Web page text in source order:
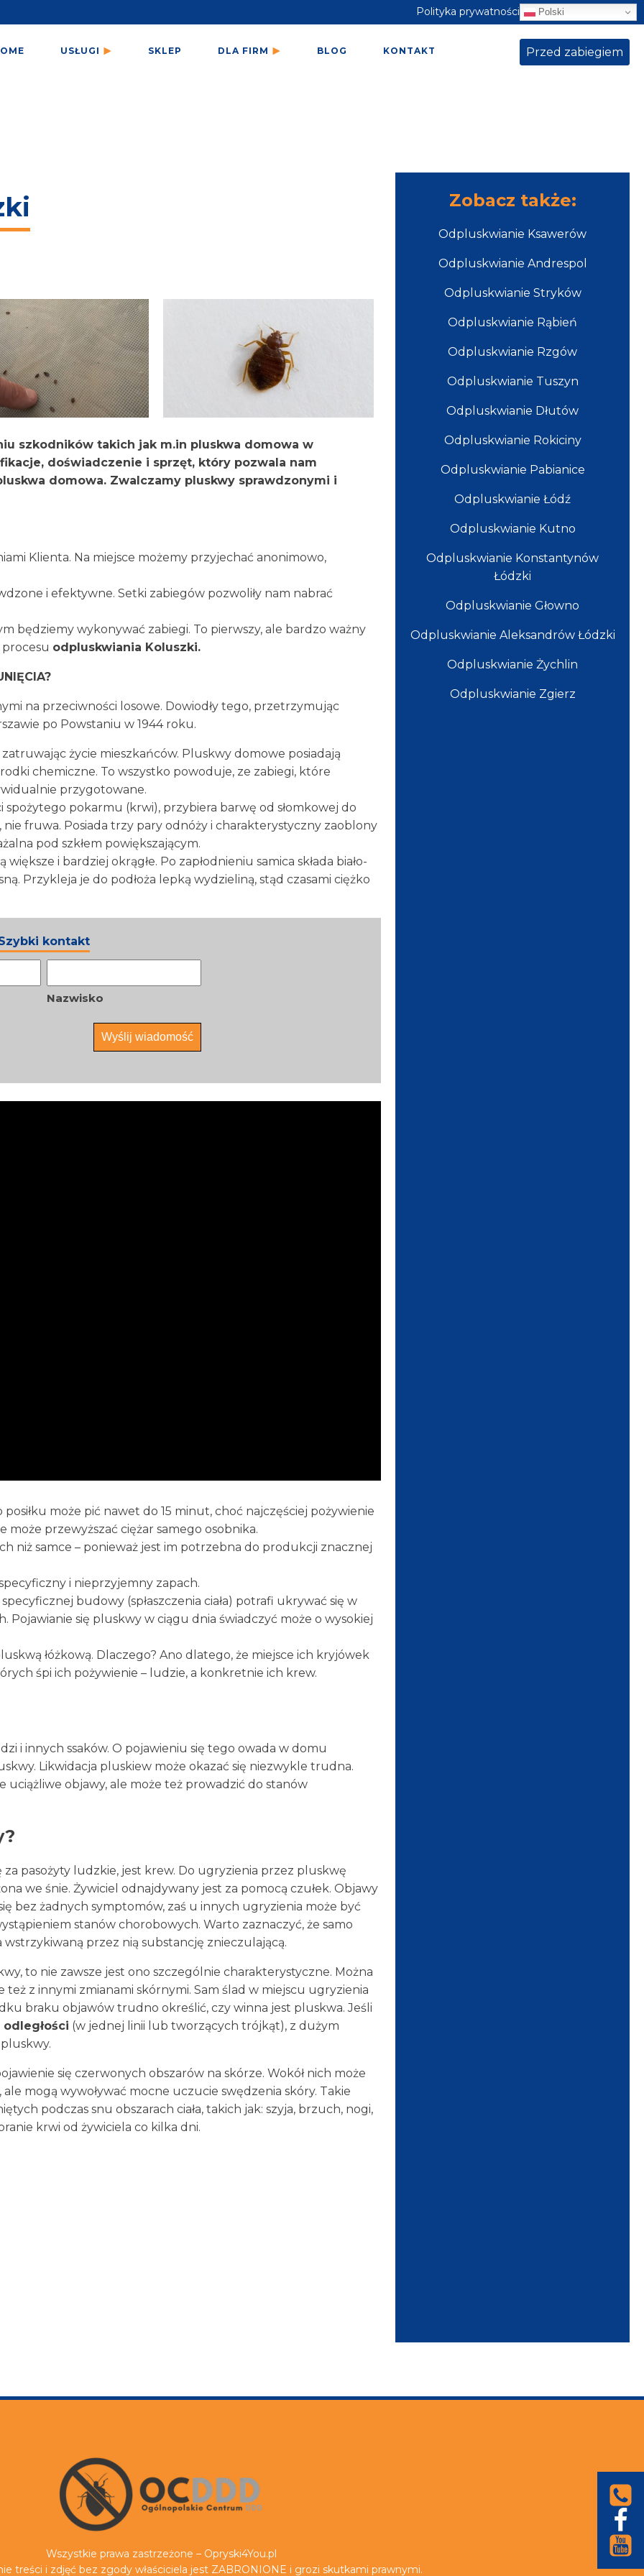
Polityka prywatności Polski
USŁUGI SKLEP DLA FIRM BLOG KONTAKT Przed zabiegiem
szkodników takich jak m.in pluskwa domowa w
doświadczenie i sprzęt, który pozwala nam
domowa. Zwalczamy pluskwy sprawdzonymi i
Klienta. Na miejsce możemy przyjechać anonimowo,
i efektywne. Setki zabiegów pozwoliły nam nabrać
będziemy wykonywać zabiegi. To pierwszy, ale bardzo ważny
odpluskwiania Koluszki.
na przeciwności losowe. Dowiodły tego, przetrzymując
po Powstaniu w 1944 roku.
życie mieszkańców. Pluskwy domowe posiadają
chemiczne. To wszystko powoduje, ze zabiegi, które
przygotowane.
pokarmu (krwi), przybiera barwę od słomkowej do
fruwa. Posiada trzy pary odnóży i charakterystyczny zaoblony
pod szkłem powiększającym.
i bardziej okrągłe. Po zapłodnieniu samica składa biało-
Przykleja je do podłoża lepką wydzieliną, stąd czasami ciężko
kontakt
Nazwisko
może pić nawet do 15 minut, choć najczęściej pożywienie
przewyższać ciężar samego osobnika.
niż samce – ponieważ jest im potrzebna do produkcji znacznej
i nieprzyjemny zapach.
budowy (spłaszczenia ciała) potrafi ukrywać się w
Pojawianie się pluskwy w ciągu dnia świadczyć może o wysokiej
łóżkową. Dlaczego? Ano dlatego, że miejsce ich kryjówek
śpi ich pożywienie – ludzie, a konkretnie ich krew.
i innych ssaków. O pojawieniu się tego owada w domu
Likwidacja pluskiew może okazać się niezwykle trudna.
objawy, ale może też prowadzić do stanów
pasożyty ludzkie, jest krew. Do ugryzienia przez pluskwę
we śnie. Żywiciel odnajdywany jest za pomocą czułek. Objawy
bez żadnych symptomów, zaś u innych ugryzienia może być
stanów chorobowych. Warto zaznaczyć, że samo
przez nią substancję znieczulającą.
to nie zawsze jest ono szczególnie charakterystyczne. Można
też z innymi zmianami skórnymi. Sam ślad w miejscu ugryzienia
braku objawów trudno określić, czy winna jest pluskwa. Jeśli
(w jednej linii lub tworzących trójkąt), z dużym
się czerwonych obszarów na skórze. Wokół nich może
mogą wywoływać mocne uczucie swędzenia skóry. Takie
podczas snu obszarach ciała, takich jak: szyja, brzuch, nogi,
krwi od żywiciela co kilka dni.
Zobacz także:
Odpluskwianie Ksawerów
Odpluskwianie Andrespol
Odpluskwianie Stryków
Odpluskwianie Rąbień
Odpluskwianie Rzgów
Odpluskwianie Tuszyn
Odpluskwianie Dłutów
Odpluskwianie Rokiciny
Odpluskwianie Pabianice
Odpluskwianie Łódź
Odpluskwianie Kutno
Odpluskwianie Konstantynów
Łódzki
Odpluskwianie Głowno
Odpluskwianie Aleksandrów Łódzki
Odpluskwianie Żychlin
Odpluskwianie Zgierz
Wszystkie prawa zastrzeżone – Opryski4You.pl
treści i zdjęć bez zgody właściciela jest ZABRONIONE i grozi skutkami prawnymi.